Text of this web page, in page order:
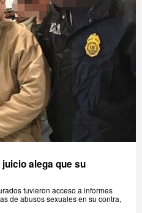
juicio alega que su
tuvieron acceso a informes
de abusos sexuales en su contra,